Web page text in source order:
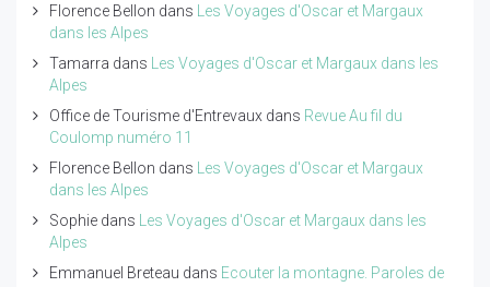
Florence Bellon dans
Les Voyages d'Oscar et Margaux
dans les Alpes
Tamarra dans
Les Voyages d'Oscar et Margaux dans les
Alpes
Office de Tourisme d'Entrevaux dans Revue Au fil du
Coulomp numéro 11
Florence Bellon dans
Les Voyages d'Oscar et Margaux
dans les Alpes
Sophie dans
Les Voyages d'Oscar et Margaux dans les
Alpes
Emmanuel Breteau dans Ecouter la montagne. Paroles de